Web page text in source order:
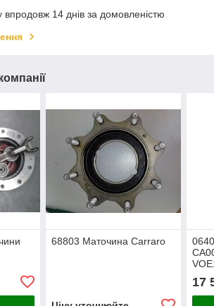
14 днів за домовленістю
68803 Маточина Carraro
17